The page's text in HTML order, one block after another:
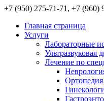
+7 (950) 275-71-71, +7 (960)
Главная страница
Услуги
Лабораторные
Ультразвуковая
Лечение по
Ортопедия